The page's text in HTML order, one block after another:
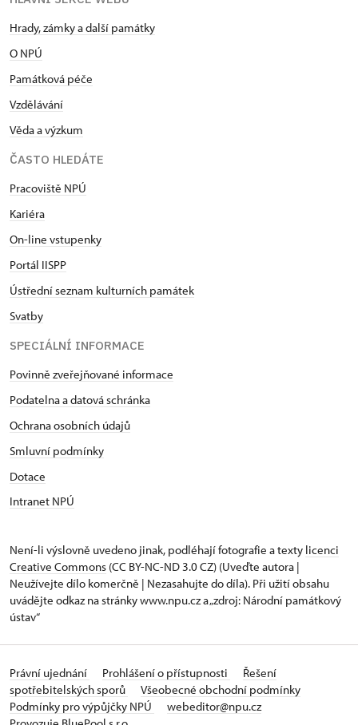
Hrady, zámky a další památky
O NPÚ
Památková péče
Vzdělávání
Věda a výzkum
ČASTO HLEDÁTE
Pracoviště NPÚ
Kariéra
On-line vstupenky
Portál IISPP
Ústřední seznam kulturních památek
Svatby
SPECIÁLNÍ INFORMACE
Povinně zveřejňované informace
Podatelna a datová schránka
Ochrana osobních údajů
Smluvní podmínky
Dotace
Intranet NPÚ
Není-li výslovně uvedeno jinak, podléhají fotografie a texty licenci
Creative Commons (CC BY-NC-ND 3.0 CZ) (Uveďte autora |
Neužívejte dílo komerčně | Nezasahujte do díla). Při užití obsahu
uvádějte odkaz na stránky www.npu.cz a „zdroj: Národní památkový
ústav“
Právní ujednání Prohlášení o přístupnosti
Řešení
spotřebitelských sporů
Všeobecné obchodní podmínky
Podmínky pro výpůjčky NPÚ
webeditor@npu.cz